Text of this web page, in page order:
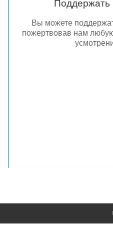
Поддержать
Вы можете
пожертвовав нам